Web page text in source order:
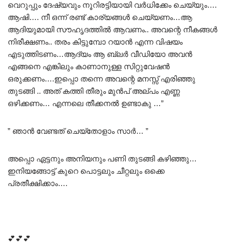
വെറുപ്പും ദേഷ്യവും നൂറിരട്ടിയായി വർധിക്കേം ചെയ്യും….
ആഷി…. നീ ഒന്ന് രണ്ട് കാര്യങ്ങൾ ചെയ്യണം…ആ
ആദിയുമായി സൗഹൃദത്തിൽ ആവണം.. അവന്റെ നീകങ്ങൾ
നിരീക്ഷണം.. തരം കിട്ടുമ്പോ റയാൻ എന്ന വിഷയം
എടുത്തിടണം…ആദ്യം ആ ബ്ലർ വീഡിയോ അവൻ
എങ്ങനെ എങ്കിലും കാണാനുള്ള സിറ്റുവേഷൻ
ഒരുക്കണം….ഇപ്പൊ തന്നെ അവന്റെ മനസ്സ് എരിഞ്ഞു
തുടങ്ങി .. അത് കത്തി തീരും മുൻപ് അല്പം എണ്ണ
ഒഴിക്കണം… എന്നലെ തീക്കനൽ ഉണ്ടാകു …”
” ഞാൻ വേണ്ടത് ചെയ്തോളാം സാർ… ”
അപ്പൊ ഏട്ടനും അനിയനും പണി തുടങ്ങി കഴിഞ്ഞു…
ഇനിയങ്ങോട്ട് കുറെ പൊട്ടലും ചീറ്റലും ഒക്കെ
പ്രതീക്ഷിക്കാം….
💕💕💕